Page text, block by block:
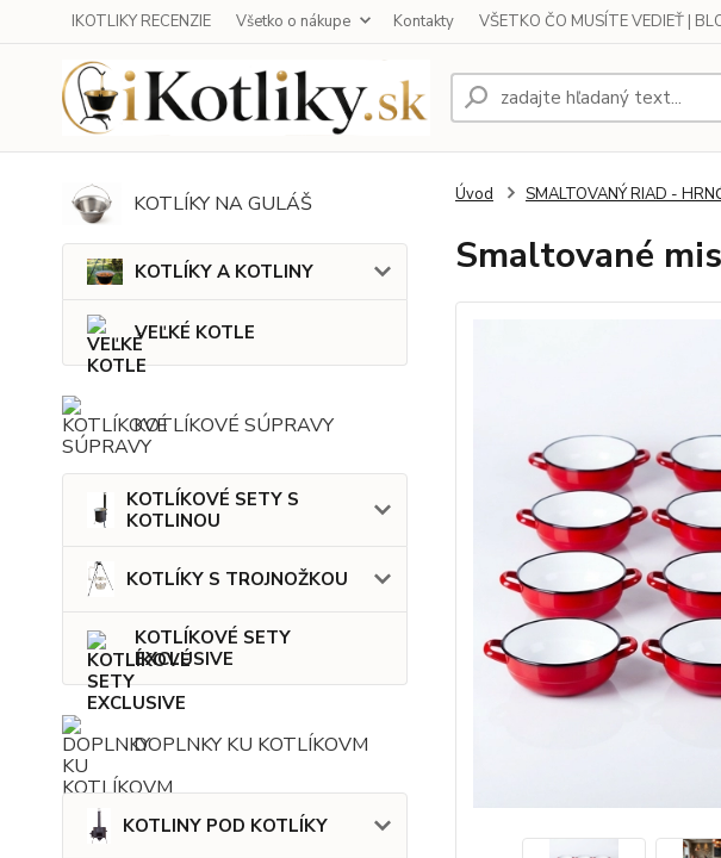
IKOTLIKY RECENZIE Všetko o nákupe Kontakty VŠETKO ČO MUSÍTE VEDIEŤ |
KOTLÍKY NA GULÁŠ
KOTLÍKY A KOTLINY
VEĽKÉ KOTLE
KOTLÍKOVÉ SÚPRAVY
KOTLÍKOVÉ SETY S
KOTLINOU
KOTLÍKY S TROJNOŽKOU
KOTLÍKOVÉ SETY
EXCLUSIVE
DOPLNKY KU KOTLÍKOVM
KOTLINY POD KOTLÍKY
Úvod SMALTOVANÝ RIAD -
Smaltované